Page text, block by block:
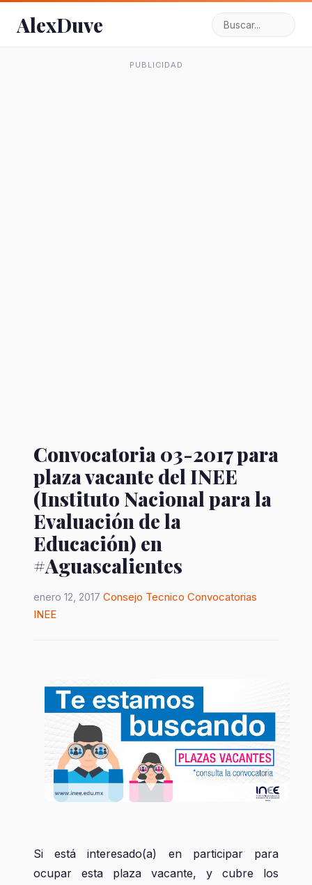
AlexDuve
PUBLICIDAD
Convocatoria 03-2017 para
plaza vacante del INEE
(Instituto Nacional para la
Evaluación de la
Educación) en
#Aguascalientes
enero 12, 2017 Consejo Tecnico Convocatorias
INEE
Si está interesado(a) en participar para
ocupar esta plaza vacante, y cubre los